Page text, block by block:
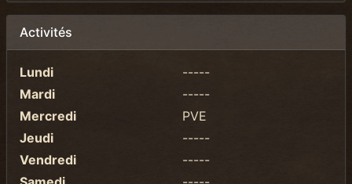
Activités
Lundi
-----
Mardi
-----
Mercredi
PVE
Jeudi
-----
Vendredi
-----